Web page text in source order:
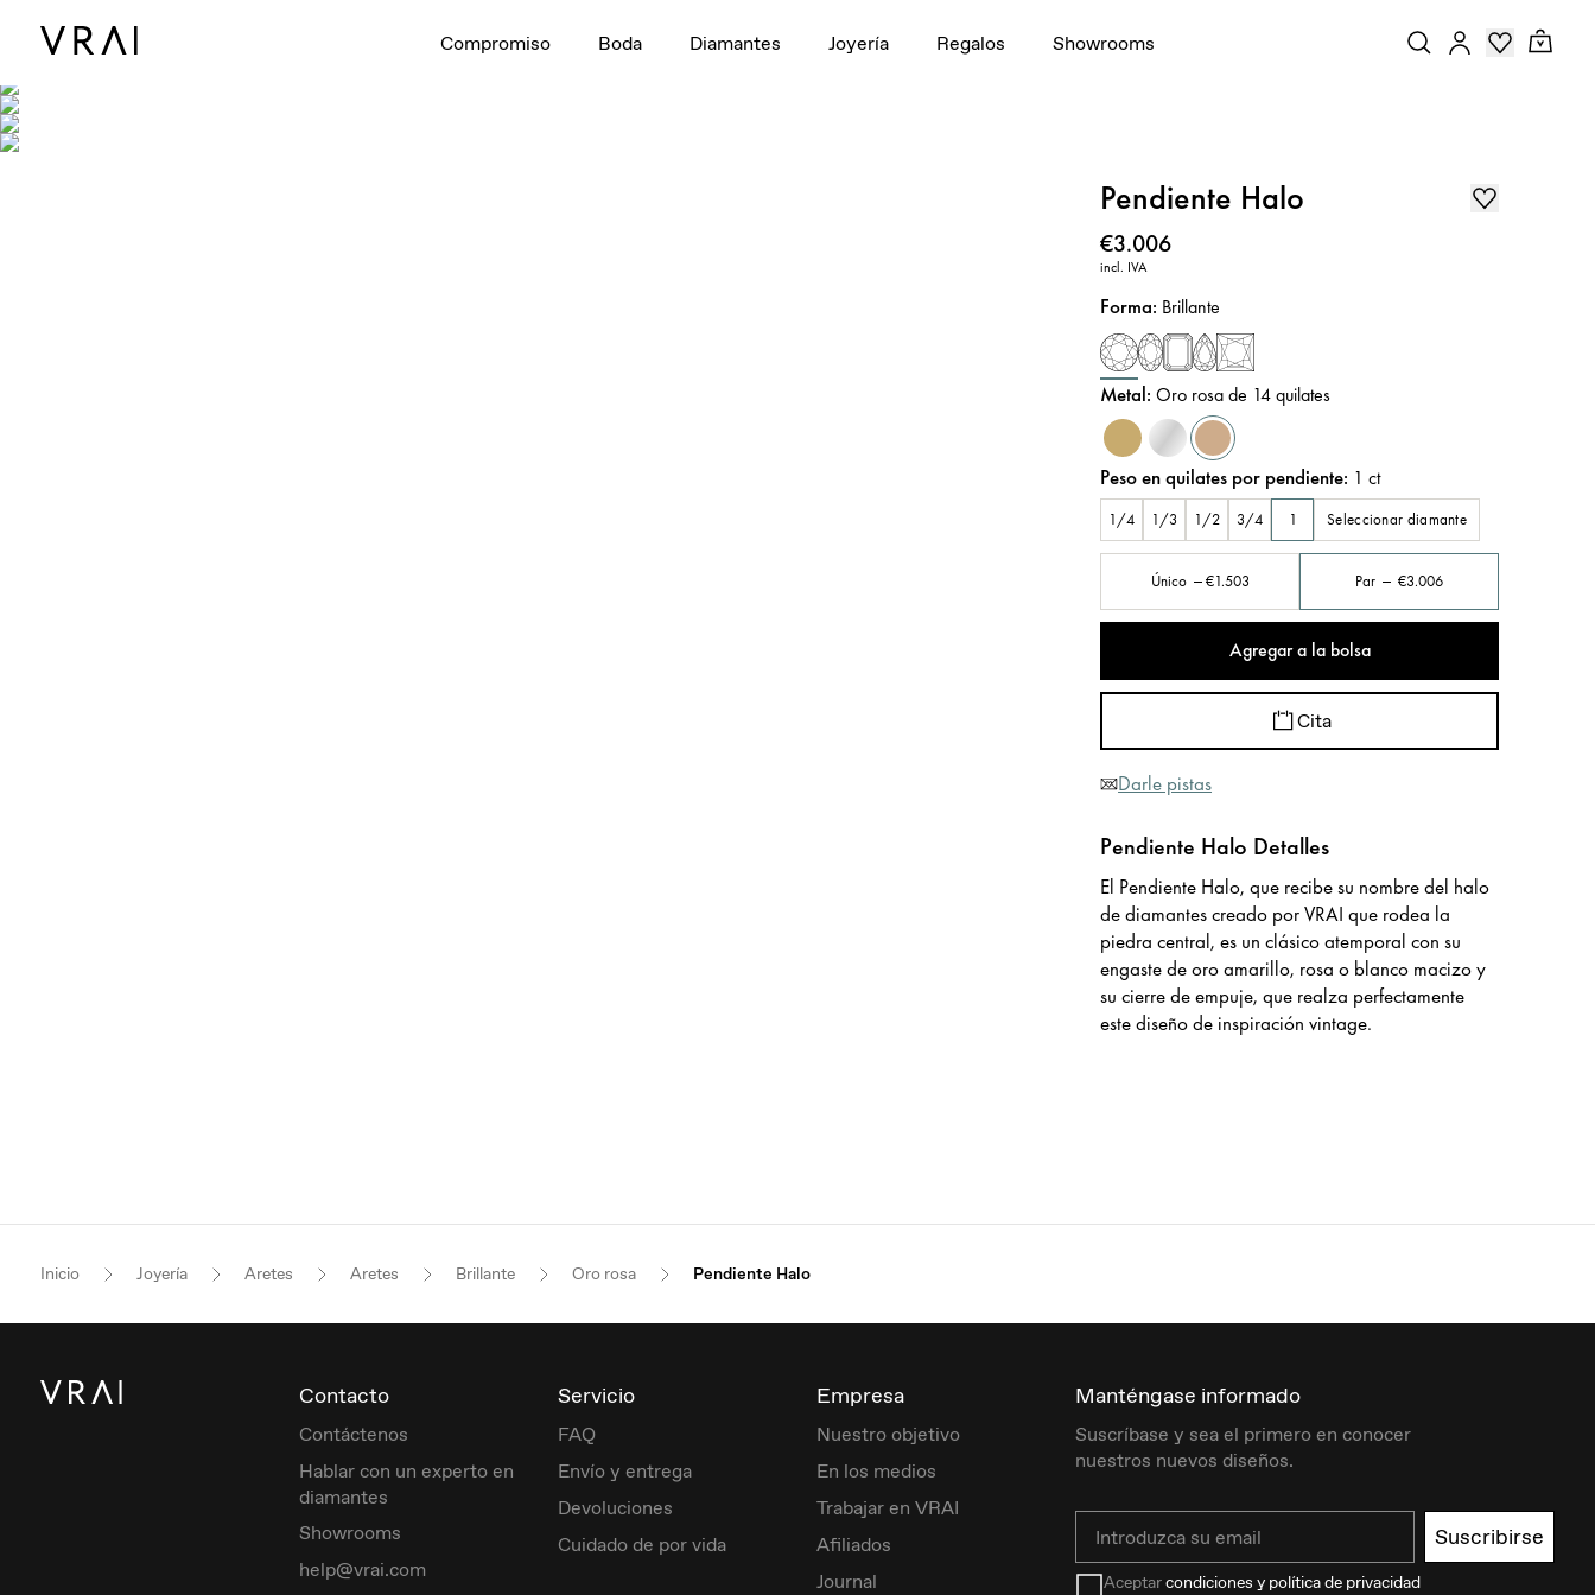
Compromiso Boda Diamantes Joyería Regalos Showrooms
Pendiente Halo
Precio:
€3.006
incl. IVA
Forma: Brillante
Metal:Oro rosa de 14 quilates
Peso en quilates por pendiente: 1 ct
1/4 1/3 1/2 3/4 1 Seleccionar diamante
Único €1.503 Par €3.006
Agregar a la bolsa
Cita
Darle pistas
Pendiente Halo Detalles
El Pendiente Halo, que recibe su nombre del halo
de diamantes creado por VRAI que rodea la
piedra central, es un clásico atemporal con su
engaste de oro amarillo, rosa o blanco macizo y
su cierre de empuje, que realza perfectamente
este diseño de inspiración vintage.
Inicio Joyería Aretes Aretes Brillante Oro rosa Pendiente Halo
Contacto
Contáctenos
Hablar con un experto en
diamantes
Showrooms
help@vrai.com
Servicio
FAQ
Envío y entrega
Devoluciones
Cuidado de por vida
Empresa
Nuestro objetivo
En los medios
Trabajar en VRAI
Afiliados
Journal
Manténgase informado
Suscríbase y sea el primero en conocer
nuestros nuevos diseños.
Suscribirse
Aceptarcondiciones y política de privacidad